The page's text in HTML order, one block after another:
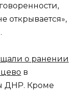
открывается»,
о ранении
в
ДНР. Кроме